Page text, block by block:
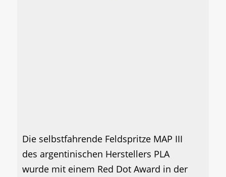
Die selbstfahrende Feldspritze MAP III
des argentinischen Herstellers PLA
wurde mit einem Red Dot Award in der